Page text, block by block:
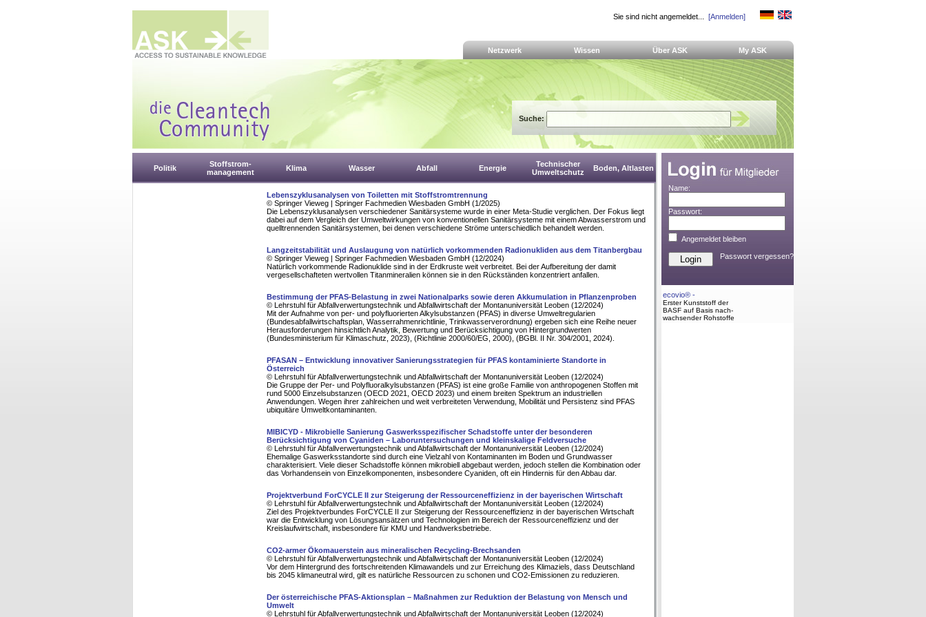
Sie sind nicht angemeldet... [Anmelden]
Netzwerk Wissen Über ASK My ASK
Suche:
Politik
Stoffstrom-
management
Klima Wasser Abfall Energie
Technischer
Umweltschutz
Boden, Altlasten
Lebenszyklusanalysen von Toiletten mit Stoffstromtrennung
© Springer Vieweg | Springer Fachmedien Wiesbaden GmbH (1/2025)
Die Lebenszyklusanalysen verschiedener Sanitärsysteme wurde in einer Meta-Studie verglichen. Der Fokus liegt
dabei auf dem Vergleich der Umweltwirkungen von konventionellen Sanitärsysteme mit einem Abwasserstrom und
quelltrennenden Sanitärsystemen, bei denen verschiedene Ströme unterschiedlich behandelt werden.
Langzeitstabilität und Auslaugung von natürlich vorkommenden Radionukliden aus dem Titanbergbau
© Springer Vieweg | Springer Fachmedien Wiesbaden GmbH (12/2024)
Natürlich vorkommende Radionuklide sind in der Erdkruste weit verbreitet. Bei der Aufbereitung der damit
vergesellschafteten wertvollen Titanmineralien können sie in den Rückständen konzentriert anfallen.
Bestimmung der PFAS-Belastung in zwei Nationalparks sowie deren Akkumulation in Pflanzenproben
© Lehrstuhl für Abfallverwertungstechnik und Abfallwirtschaft der Montanuniversität Leoben (12/2024)
Mit der Aufnahme von per- und polyfluorierten Alkylsubstanzen (PFAS) in diverse Umweltregularien
(Bundesabfallwirtschaftsplan, Wasserrahmenrichtlinie, Trinkwasserverordnung) ergeben sich eine Reihe neuer
Herausforderungen hinsichtlich Analytik, Bewertung und Berücksichtigung von Hintergrundwerten
(Bundesministerium für Klimaschutz, 2023), (Richtlinie 2000/60/EG, 2000), (BGBl. II Nr. 304/2001, 2024).
PFASAN – Entwicklung innovativer Sanierungsstrategien für PFAS kontaminierte Standorte in
Österreich
© Lehrstuhl für Abfallverwertungstechnik und Abfallwirtschaft der Montanuniversität Leoben (12/2024)
Die Gruppe der Per- und Polyfluoralkylsubstanzen (PFAS) ist eine große Familie von anthropogenen Stoffen mit
rund 5000 Einzelsubstanzen (OECD 2021, OECD 2023) und einem breiten Spektrum an industriellen
Anwendungen. Wegen ihrer zahlreichen und weit verbreiteten Verwendung, Mobilität und Persistenz sind PFAS
ubiquitäre Umweltkontaminanten.
MIBICYD - Mikrobielle Sanierung Gaswerksspezifischer Schadstoffe unter der besonderen
Berücksichtigung von Cyaniden – Laboruntersuchungen und kleinskalige Feldversuche
© Lehrstuhl für Abfallverwertungstechnik und Abfallwirtschaft der Montanuniversität Leoben (12/2024)
Ehemalige Gaswerksstandorte sind durch eine Vielzahl von Kontaminanten im Boden und Grundwasser
charakterisiert. Viele dieser Schadstoffe können mikrobiell abgebaut werden, jedoch stellen die Kombination oder
das Vorhandensein von Einzelkomponenten, insbesondere Cyaniden, oft ein Hindernis für den Abbau dar.
Projektverbund ForCYCLE II zur Steigerung der Ressourceneffizienz in der bayerischen Wirtschaft
© Lehrstuhl für Abfallverwertungstechnik und Abfallwirtschaft der Montanuniversität Leoben (12/2024)
Ziel des Projektverbundes ForCYCLE II zur Steigerung der Ressourceneffizienz in der bayerischen Wirtschaft
war die Entwicklung von Lösungsansätzen und Technologien im Bereich der Ressourceneffizienz und der
Kreislaufwirtschaft, insbesondere für KMU und Handwerksbetriebe.
CO2-armer Ökomauerstein aus mineralischen Recycling-Brechsanden
© Lehrstuhl für Abfallverwertungstechnik und Abfallwirtschaft der Montanuniversität Leoben (12/2024)
Vor dem Hintergrund des fortschreitenden Klimawandels und zur Erreichung des Klimaziels, dass Deutschland
bis 2045 klimaneutral wird, gilt es natürliche Ressourcen zu schonen und CO2-Emissionen zu reduzieren.
Der österreichische PFAS-Aktionsplan – Maßnahmen zur Reduktion der Belastung von Mensch und
Umwelt
© Lehrstuhl für Abfallverwertungstechnik und Abfallwirtschaft der Montanuniversität Leoben (12/2024)
Name:
Passwort:
Angemeldet bleiben
Passwort vergessen?
ecovio® -
Erster Kunststoff der
BASF auf Basis nach-
wachsender Rohstoffe